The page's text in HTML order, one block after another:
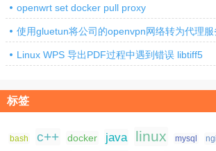
openwrt set docker pull proxy
使用gluetun将公司的openvpn网络转为代理服
Linux WPS 导出PDF过程中遇到错误 libtiff5
标签
bash c++ docker java linux mysql